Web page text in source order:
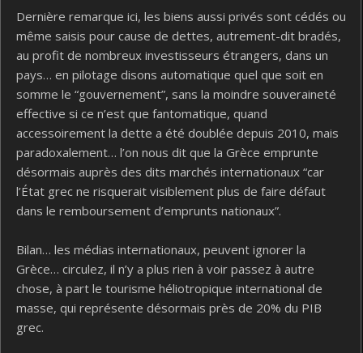
Dernière remarque ici, les biens aussi privés sont cédés ou
même saisis pour cause de dettes, autrement-dit bradés,
au profit de nombreux investisseurs étrangers, dans un
pays… en pilotage disons automatique quel que soit en
somme le “gouvernement”, sans la moindre souveraineté
effective si ce n’est que fantomatique, quand
accessoirement la dette a été doublée depuis 2010, mais
paradoxalement… l’on nous dit que la Grèce emprunte
désormais auprès des dits marchés internationaux “car
l’État grec ne risquerait visiblement plus de faire défaut
dans le remboursement d’emprunts nationaux”.
Bilan… les médias internationaux, peuvent ignorer la
Grèce… circulez, il n’y a plus rien à voir passez à autre
chose, à part le tourisme héliotropique international de
masse, qui représente désormais près de 20% du PIB
grec.